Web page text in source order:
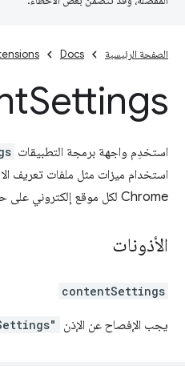
الصفحة الرئيسية Docs
Settings
استخدِم واجهة برمجة التطبيقات
استخدام ميزات مثل ملفات تعريف
Chrome لكل موقع إلكتروني على حدة بدلاً من تخصيصه على مستوى العالم.
الأذونات
contentSettings
يجب الإفصاح عن الإذن